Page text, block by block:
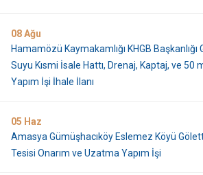
08Ağu
Hamamözü Kaymakamlığı KHGB
Suyu Kısmi İsale Hattı, Drenaj, Kaptaj, ve 50
Yapım İşi İhale İlanı
05 Haz
Amasya Gümüşhacıköy Eslemez Köyü
Tesisi Onarım ve Uzatma Yapım İşi